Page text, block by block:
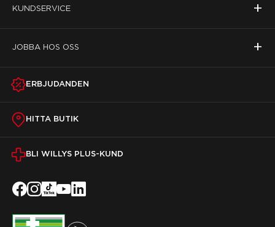
KUNDSERVICE +
JOBBA HOS OSS +
ERBJUDANDEN
HITTA BUTIK
BLI WILLYS PLUS-KUND